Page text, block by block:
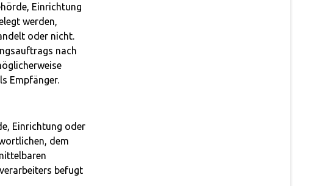
Einrichtung
werden,
oder nicht.
nach
Empfänger.
Einrichtung oder
dem
befugt